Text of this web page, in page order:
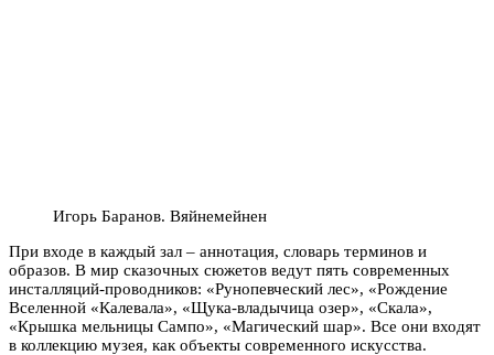
Игорь Баранов. Вяйнемейнен
При входе в каждый зал – аннотация, словарь терминов и
образов. В мир сказочных сюжетов ведут пять современных
инсталляций-проводников: «Рунопевческий лес», «Рождение
Вселенной «Калевала», «Щука-владычица озер», «Скала»,
«Крышка мельницы Сампо», «Магический шар». Все они входят
в коллекцию музея, как объекты современного искусства.